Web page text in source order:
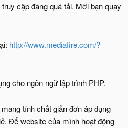
cập đang quá tải. Mời bạn quay
http://www.mediafire.com/?
cho ngôn ngữ lập trình PHP.
tính chất giản đơn áp dụng
Để website của mình hoạt động